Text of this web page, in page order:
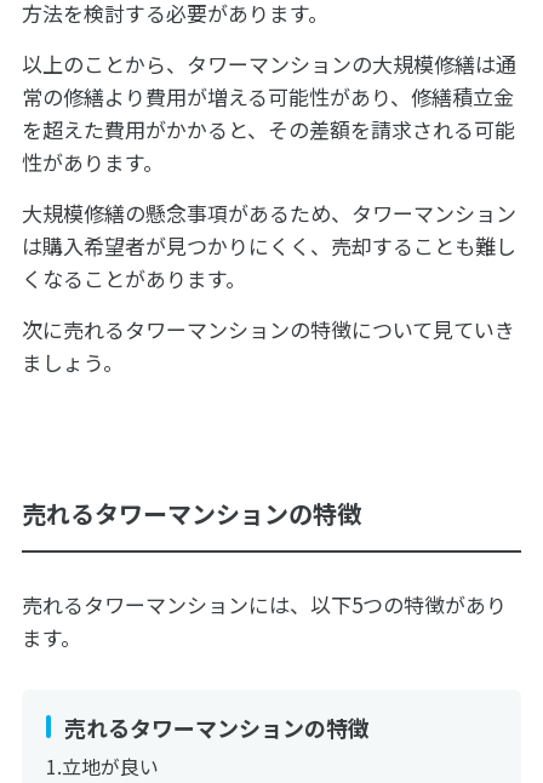
方法を検討する必要があります。
以上のことから、タワーマンションの大規模修繕は通
常の修繕より費用が増える可能性があり、修繕積立金
を超えた費用がかかると、その差額を請求される可能
性があります。
大規模修繕の懸念事項があるため、タワーマンション
は購入希望者が見つかりにくく、売却することも難し
くなることがあります。
次に売れるタワーマンションの特徴について見ていき
ましょう。
売れるタワーマンションの特徴
売れるタワーマンションには、以下5つの特徴があり
ます。
売れるタワーマンションの特徴
立地が良い